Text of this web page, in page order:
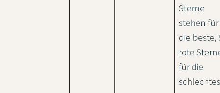
Sterne
stehen für
die beste,
rote
für die